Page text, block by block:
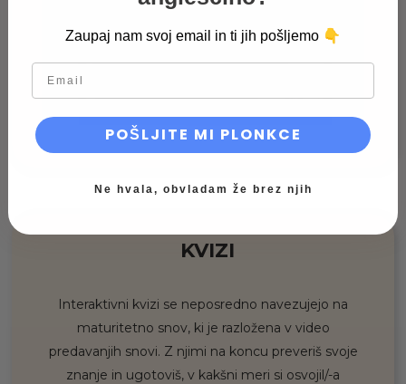
KVIZI
Interaktivni kvizi se neposredno navezujejo na
maturitetno snov, ki je razložena v video
predavanjih snovi. Z njimi na koncu preveriš svoje
znanje in ugotoviš, v kakšni meri si osvojil/-a
Zaupaj nam svoj email in ti jih pošljemo 👇
email
POŠLJITE MI PLONKCE
Ne hvala, obvladam že brez njih